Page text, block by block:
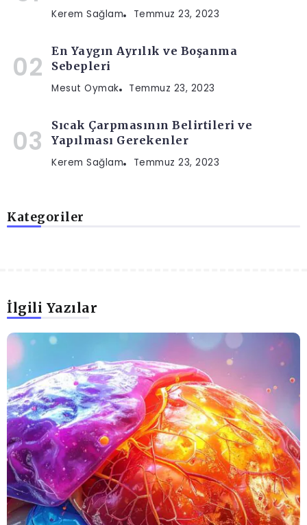
Kerem Sağlam Temmuz 23, 2023
En Yaygın Ayrılık ve Boşanma
Sebepleri
Mesut Oymak Temmuz 23, 2023
Sıcak Çarpmasının Belirtileri ve
Yapılması Gerekenler
Kerem Sağlam Temmuz 23, 2023
Kategoriler
İlgili Yazılar